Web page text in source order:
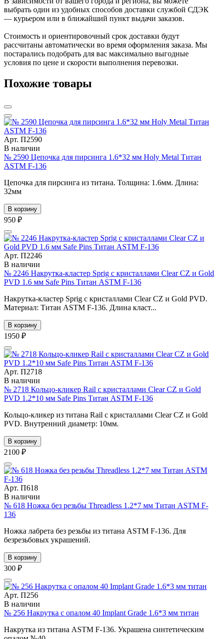
выбрать один из удобных способов доставки службой СДЭК
— курьером или в ближайший пункт выдачи заказов.
Стоимость и ориентировочный срок доставки будут
рассчитаны автоматически во время оформления заказа. Мы
постарались подобрать для вас максимально выгодные
условия по цене и скорости выполнения перевозки.
Похожие товары
Арт. П2590
В наличии
№ 2590 Цепочка для пирсинга 1.6*32 мм Holy Metal Титан
ASTM F-136
Цепочка для пирсинга из титана. Толщина: 1.6мм. Длина:
32мм
В корзину
950 ₽
Арт. П2246
В наличии
№ 2246 Накрутка-кластер Sprig с кристаллами Clear CZ и Gold
PVD 1.6 мм Safe Pins Титан ASTM F-136
Накрутка-кластер Sprig с кристаллами Clear CZ и Gold PVD.
Материал: Титан ASTM F-136. Длина класт...
В корзину
1950 ₽
Арт. П2718
В наличии
№ 2718 Кольцо-кликер Rail с кристаллами Clear CZ и Gold
PVD 1.2*10 мм Safe Pins Титан ASTM F-136
Кольцо-кликер из титана Rail с кристаллами Clear CZ и Gold
PVD. Внутренний диаметр: 10мм.
В корзину
2100 ₽
Арт. П618
В наличии
№ 618 Ножка без резьбы Threadless 1.2*7 мм Титан ASTM F-
136
Ножка лабрета без резьбы из титана ASTM F-136. Для
безрезьбовых украшений.
В корзину
300 ₽
Арт. П256
В наличии
№ 256 Накрутка с опалом 40 Implant Grade 1.6*3 мм титан
Накрутка из титана ASTM F-136. Украшена синтетическим